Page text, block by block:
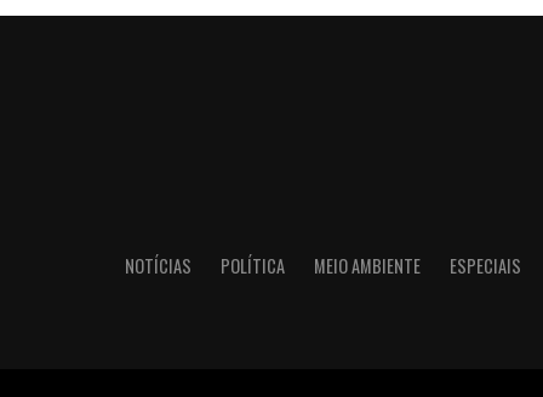
NOTÍCIAS POLÍTICA MEIO AMBIENTE ESPECIAIS